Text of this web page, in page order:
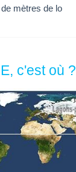
mètres de lo
c'est où ?